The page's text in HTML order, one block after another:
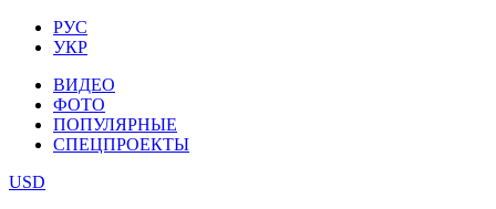
РУС
УКР
ВИДЕО
ФОТО
ПОПУЛЯРНЫЕ
СПЕЦПРОЕКТЫ
USD